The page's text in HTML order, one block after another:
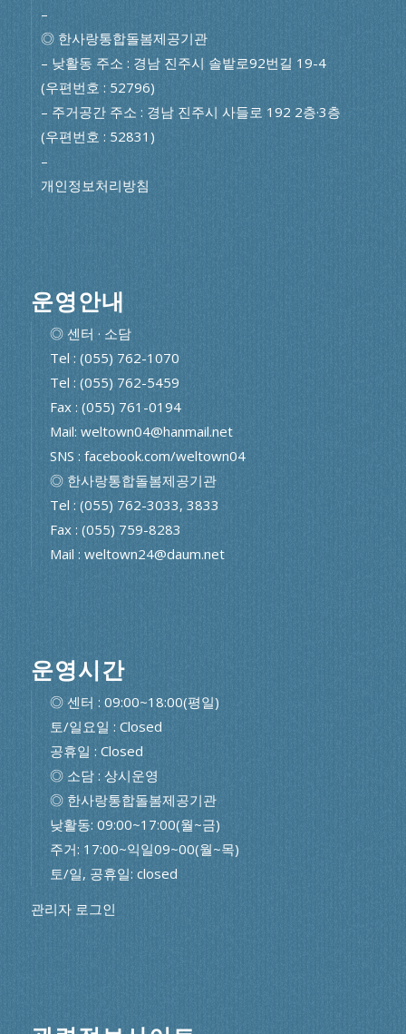
–
◎ 한사랑통합돌봄제공기관
– 낮활동 주소 : 경남 진주시 솔밭로92번길 19-4
(우편번호 : 52796)
– 주거공간 주소 : 경남 진주시 사들로 192 2층·3층
(우편번호 : 52831)
–
개인정보처리방침
운영안내
◎ 센터 · 소담
Tel : (055) 762-1070
Tel : (055) 762-5459
Fax : (055) 761-0194
Mail: weltown04@hanmail.net
SNS : facebook.com/weltown04
◎ 한사랑통합돌봄제공기관
Tel : (055) 762-3033, 3833
Fax : (055) 759-8283
Mail : weltown24@daum.net
운영시간
◎ 센터 : 09:00~18:00(평일)
토/일요일 : Closed
공휴일 : Closed
◎ 소담 : 상시운영
◎ 한사랑통합돌봄제공기관
낮활동: 09:00~17:00(월~금)
주거: 17:00~익일09~00(월~목)
토/일, 공휴일: closed
관리자 로그인